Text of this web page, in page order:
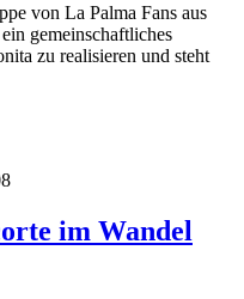
von La Palma Fans aus
gemeinschaftliches
zu realisieren und steht
im Wandel